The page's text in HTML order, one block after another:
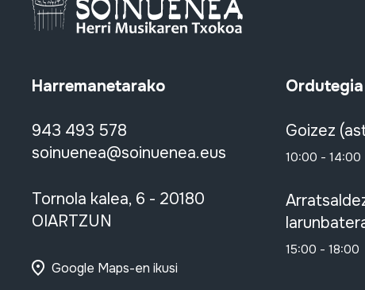
Harremanetarako
943 493 578
soinuenea@soinuenea.eus
Tornola kalea, 6 - 20180
OIARTZUN
Google Maps-en ikusi
Ordutegia
Goizez
10:00 - 14:00
15:00 - 18:00